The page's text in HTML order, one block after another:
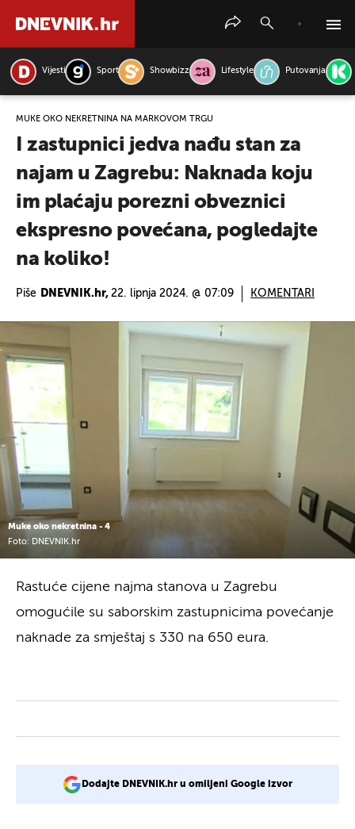
Vijesti Sport Showbizz Lifestyle Putovanja
MUKE OKO NEKRETNINA NA MARKOVOM TRGU
I zastupnici jedva nađu stan za
najam u Zagrebu: Naknada koju
im plaćaju porezni obveznici
ekspresno povećana, pogledajte
na koliko!
Piše DNEVNIK.hr, 22. lipnja 2024. @ 07:09 KOMENTARI
Muke oko nekretnina - 4
Foto: DNEVNIK.hr
Rastuće cijene najma stanova u Zagrebu
omogućile su saborskim zastupnicima povećanje
naknade za smještaj s 330 na 650 eura.
Dodajte DNEVNIK.hr u omiljeni Google izvor
PRETRAŽITE VIJESTI